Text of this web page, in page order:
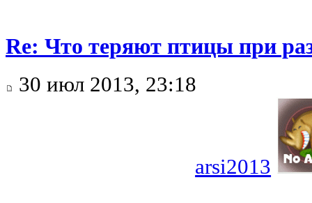
Re: Что теряют птицы при
30 июл 2013, 23:18
arsi2013